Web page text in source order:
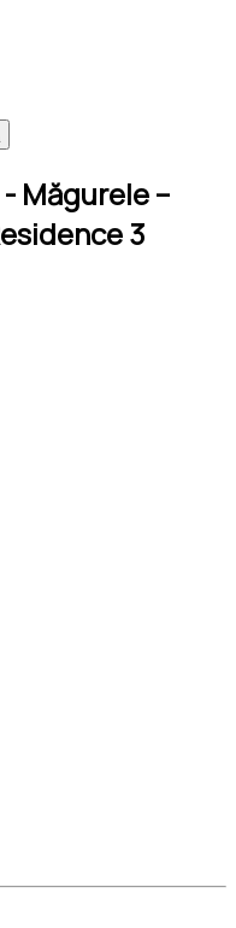
Măgurele –
3